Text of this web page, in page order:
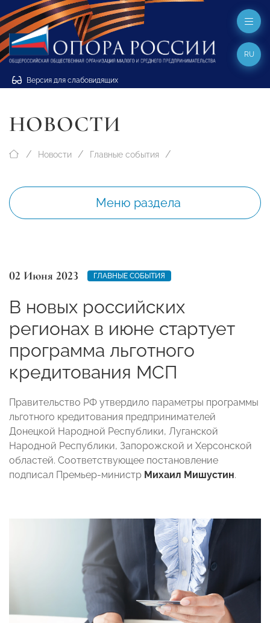
Версия для слабовидящих
RU
НОВОСТИ
Новости Главные события
Меню раздела
02 Июня 2023 ГЛАВНЫЕ СОБЫТИЯ
В новых российских
регионах в июне стартует
программа льготного
кредитования МСП
Правительство РФ утвердило параметры программы
льготного кредитования предпринимателей
Донецкой Народной Республики, Луганской
Народной Республики, Запорожской и Херсонской
областей. Соответствующее постановление
подписал Премьер-министр Михаил Мишустин.